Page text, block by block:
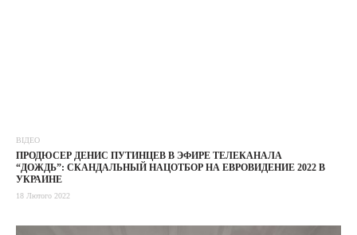
ВІДЕО
ПРОДЮСЕР ДЕНИС ПУТИНЦЕВ В ЭФИРЕ ТЕЛЕКАНАЛА
“ДОЖДЬ”: СКАНДАЛЬНЫЙ НАЦОТБОР НА ЕВРОВИДЕНИЕ 2022 В
УКРАИНЕ
18 Лютого 2022